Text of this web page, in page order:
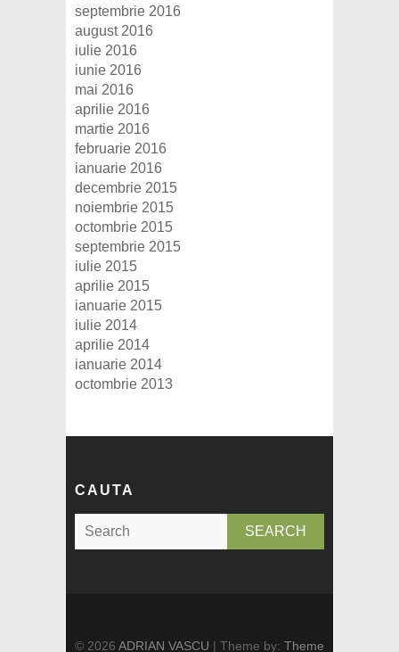
septembrie 2016
august 2016
iulie 2016
iunie 2016
mai 2016
aprilie 2016
martie 2016
februarie 2016
ianuarie 2016
decembrie 2015
noiembrie 2015
octombrie 2015
septembrie 2015
iulie 2015
aprilie 2015
ianuarie 2015
iulie 2014
aprilie 2014
ianuarie 2014
octombrie 2013
CAUTA
a
© 2026 ADRIAN VASCU | Theme by: Theme